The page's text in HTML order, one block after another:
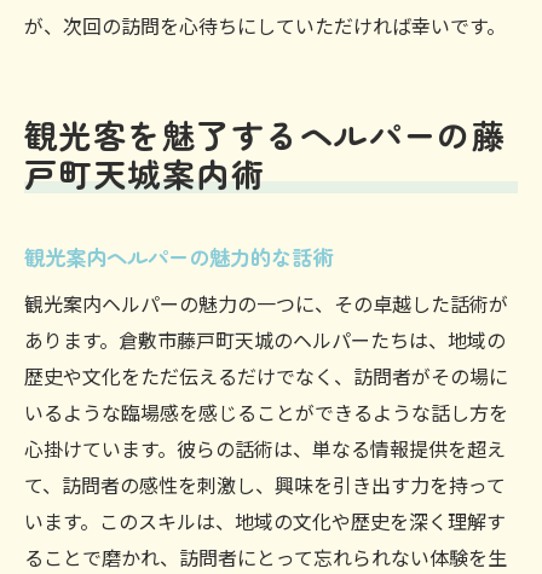
が、次回の訪問を心待ちにしていただければ幸いです。
観光客を魅了するヘルパーの藤
戸町天城案内術
観光案内ヘルパーの魅力的な話術
観光案内ヘルパーの魅力の一つに、その卓越した話術が
あります。倉敷市藤戸町天城のヘルパーたちは、地域の
歴史や文化をただ伝えるだけでなく、訪問者がその場に
いるような臨場感を感じることができるような話し方を
心掛けています。彼らの話術は、単なる情報提供を超え
て、訪問者の感性を刺激し、興味を引き出す力を持って
います。このスキルは、地域の文化や歴史を深く理解す
ることで磨かれ、訪問者にとって忘れられない体験を生